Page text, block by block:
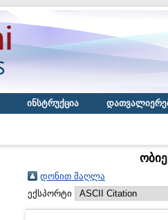
ინსტრუქცია
დონით მაღლა
ექსპორტი